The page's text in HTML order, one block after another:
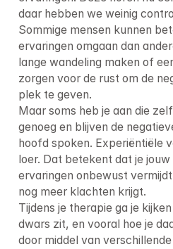
daar hebben we weinig
Sommige mensen kunnen
ervaringen omgaan dan
lange wandeling maken of
zorgen voor de rust om de
plek te geven.
Maar soms heb je aan die
genoeg en blijven de
hoofd spoken. Experiëntiële
loer. Dat betekent dat je
ervaringen onbewust
nog meer klachten krijgt.
Tijdens je therapie ga je
dwars zit, en vooral hoe je
door middel van